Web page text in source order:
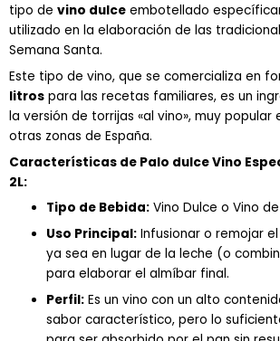
para
Torrijas
cantidad
tipo de vino dulce embotellado
utilizado en la elaboración de las
Semana Santa.
Este tipo de vino, que se comercializa en
litros para las recetas familiares, es un
la versión de torrijas «al vino», muy popular
otras zonas de España.
Características de Palo dulce Vino
2L:
Tipo de Bebida: Vino Dulce o Vino
Uso Principal: Infusionar o remojar
ya sea en lugar de la leche (o
para elaborar el almíbar final.
Perfil: Es un vino con un alto
sabor característico, pero lo